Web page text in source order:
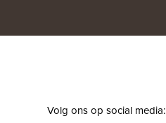
Volg ons op social media: